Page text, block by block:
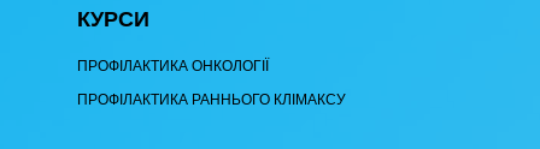
КУРСИ
ПРОФІЛАКТИКА ОНКОЛОГІЇ
ПРОФІЛАКТИКА РАННЬОГО КЛІМАКСУ